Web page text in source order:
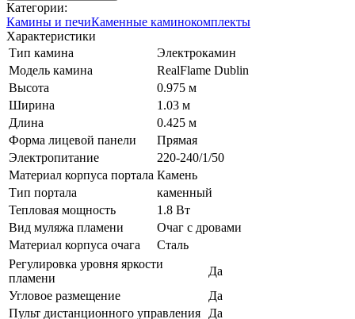
Категории:
Камины и печиКаменные каминокомплекты
Характеристики
Тип камина
Электрокамин
Модель камина
RealFlame Dublin
Высота
0.975 м
Ширина
1.03 м
Длина
0.425 м
Форма лицевой панели
Прямая
Электропитание
220-240/1/50
Материал корпуса портала Камень
Тип портала
каменный
Тепловая мощность
1.8 Вт
Вид муляжа пламени
Очаг с дровами
Материал корпуса очага
Сталь
Регулировка уровня яркости
пламени
Да
Угловое размещение
Да
Пульт дистанционного управления
Да